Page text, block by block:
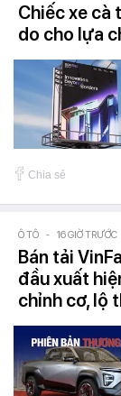
Chiếc xe cà
do cho lựa
Chia sẻ
Ô TÔ - 16 GIỜ TRƯỚC
Bán tải
đầu xuất
chỉnh cơ, lộ